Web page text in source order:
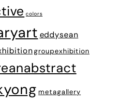
colors
eddysean
groupexhibition
metagallery